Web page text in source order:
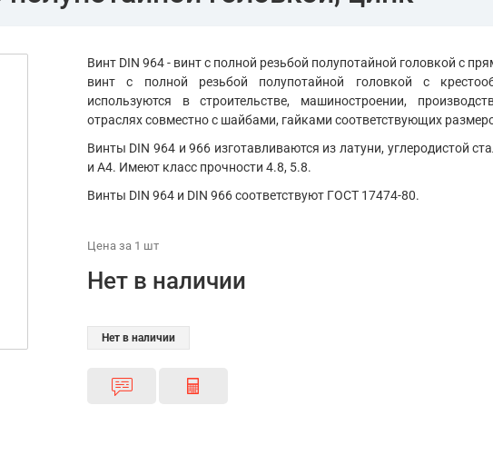
Винт DIN 964 - винт с полной резьбой полупотайной головкой с
винт с полной резьбой полупотайной головкой с
используются в строительстве, машиностроении,
отраслях совместно с шайбами, гайками соответствующих
Винты DIN 964 и 966 изготавливаются из латуни, углеродистой
и А4. Имеют класс прочности 4.8, 5.8.
Винты DIN 964 и DIN 966 соответствуют ГОСТ 17474-80.
Цена за 1 шт
Нет в наличии
Нет в наличии